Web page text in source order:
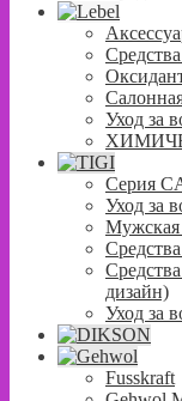
Уход за
Серия
Уход за
дизайн)
Уход за
Fusskraft